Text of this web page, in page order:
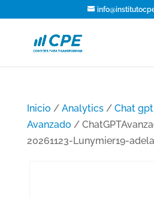
Inicio / Analytics/ Chat gpt
Avanzado /
20261123-Lunymier19-